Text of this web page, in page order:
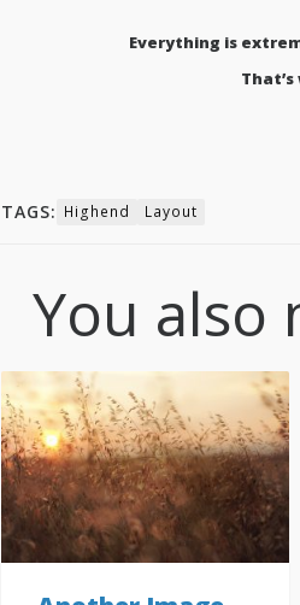
Everything is
TAGS: Highend Layout
You